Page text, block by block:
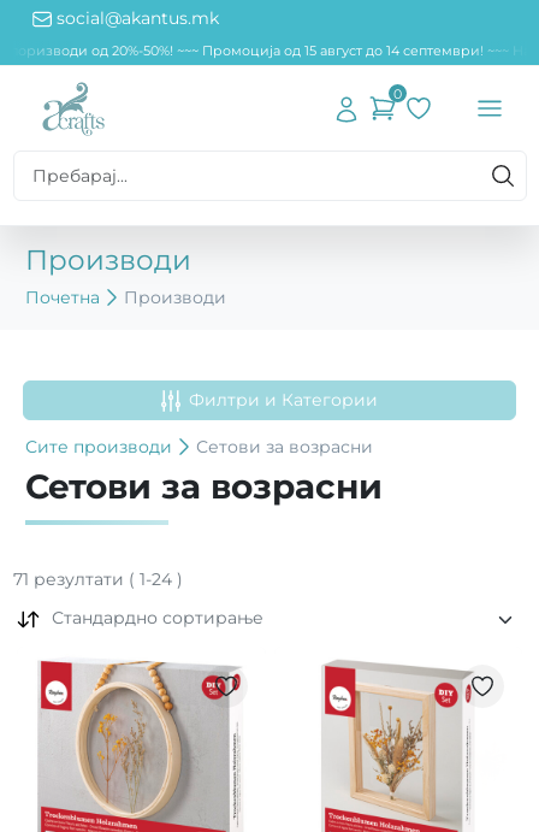
social@akantus.mk
од 20%-50%! ~~~ Промоција од 15 август до 14 септември! ~~~
0
Производи
Почетна Производи
Филтри и Категории
Сите производи Сетови за возрасни
Сетови за возрасни
71 резултати ( 1-24)
Стандардно сортирање